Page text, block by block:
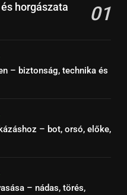
horgászata 01
– biztonság, technika és
– bot, orsó, előke,
– nádas, törés,